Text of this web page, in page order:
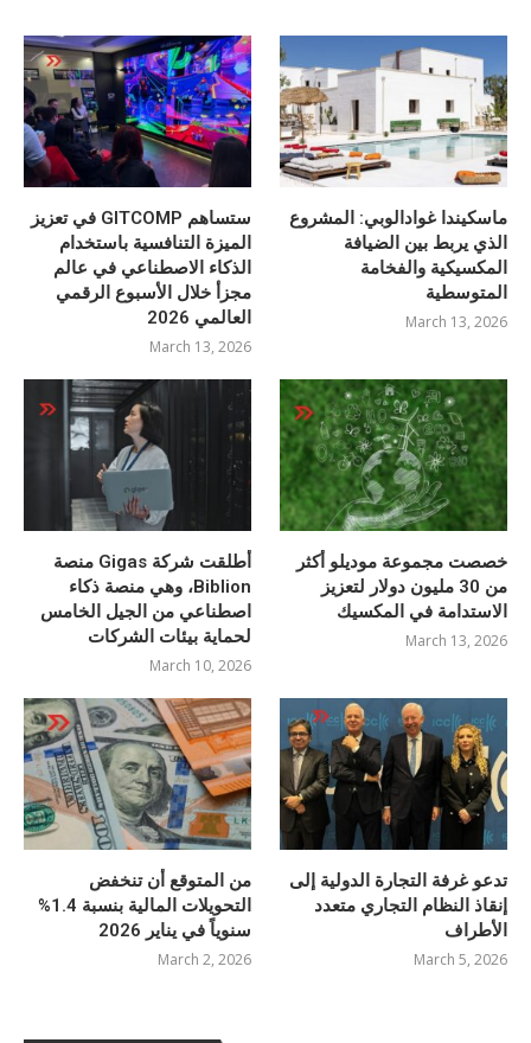
ماسكيندا غوادالوبي: المشروع
الذي يربط بين الضيافة
المكسيكية والفخامة
المتوسطية
March 13, 2026
ستساهم GITCOMP في تعزيز
الميزة التنافسية باستخدام
الذكاء الاصطناعي في عالم
مجزأ خلال الأسبوع الرقمي
العالمي 2026
March 13, 2026
خصصت مجموعة موديلو أكثر
من 30 مليون دولار لتعزيز
الاستدامة في المكسيك
March 13, 2026
أطلقت شركة Gigas منصة
Biblion، وهي منصة ذكاء
اصطناعي من الجيل الخامس
لحماية بيئات الشركات
March 10, 2026
تدعو غرفة التجارة الدولية إلى
إنقاذ النظام التجاري متعدد
الأطراف
March 5, 2026
من المتوقع أن تنخفض
التحويلات المالية بنسبة 1.4%
سنوياً في يناير 2026
March 2, 2026